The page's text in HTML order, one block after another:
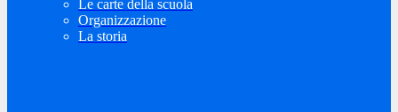
Le carte della scuola
Organizzazione
La storia